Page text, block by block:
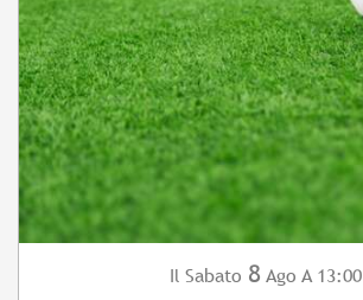
Il Sabato 8 Ago A 13:00